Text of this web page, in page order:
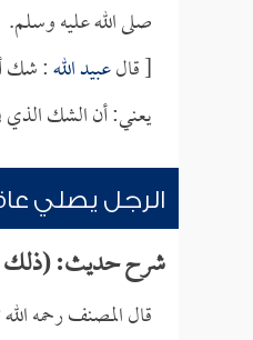
صلى الله عليه وسلم.
[ قالعبيد الله: شك
يعني: أن الشك
الرجل يصلي
شرح حديث: (ذلك
قال المصنف رحمه